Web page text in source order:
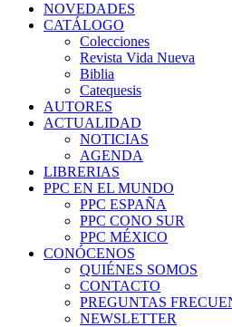
NOVEDADES
CATÁLOGO
Colecciones
Revista Vida Nueva
Biblia
Catequesis
AUTORES
ACTUALIDAD
NOTICIAS
AGENDA
LIBRERIAS
PPC EN EL MUNDO
PPC ESPAÑA
PPC CONO SUR
PPC MÉXICO
CONÓCENOS
QUIÉNES SOMOS
CONTACTO
PREGUNTAS
NEWSLETTER